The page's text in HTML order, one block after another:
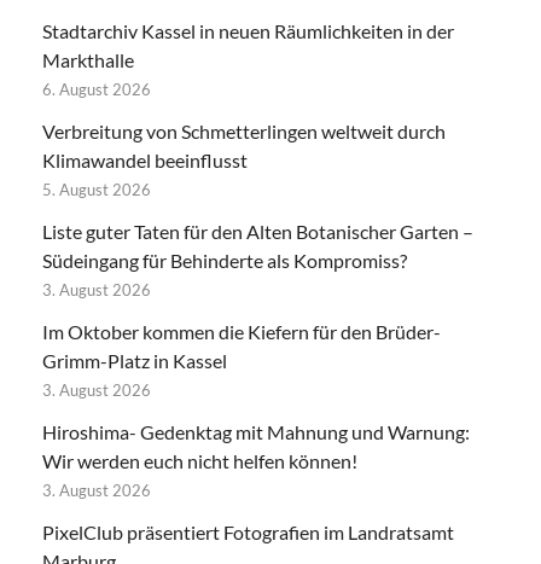
Stadtarchiv Kassel in neuen Räumlichkeiten in der
Markthalle
6. August 2026
Verbreitung von Schmetterlingen weltweit durch
Klimawandel beeinflusst
5. August 2026
Liste guter Taten für den Alten Botanischer Garten –
Südeingang für Behinderte als Kompromiss?
3. August 2026
Im Oktober kommen die Kiefern für den Brüder-
Grimm-Platz in Kassel
3. August 2026
Hiroshima- Gedenktag mit Mahnung und Warnung:
Wir werden euch nicht helfen können!
3. August 2026
PixelClub präsentiert Fotografien im Landratsamt